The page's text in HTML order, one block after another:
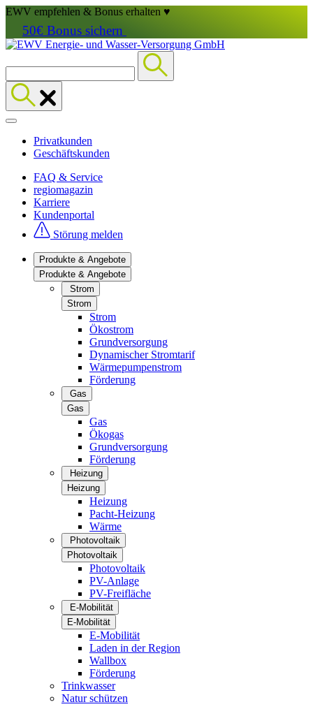
EWV empfehlen & Bonus erhalten ♥
50€ Bonus sichern
Privatkunden
Geschäftskunden
FAQ & Service
regiomagazin
Karriere
Kundenportal
Störung melden
Produkte & Angebote
Produkte & Angebote
Strom
Strom
Strom
Ökostrom
Grundversorgung
Dynamischer Stromtarif
Wärmepumpenstrom
Förderung
Gas
Gas
Gas
Ökogas
Grundversorgung
Förderung
Heizung
Heizung
Heizung
Pacht-Heizung
Wärme
Photovoltaik
Photovoltaik
Photovoltaik
PV-Anlage
PV-Freifläche
E-Mobilität
E-Mobilität
E-Mobilität
Laden in der Region
Wallbox
Förderung
Trinkwasser
Natur schützen